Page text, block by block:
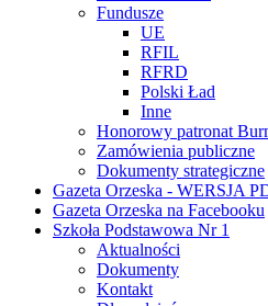
Fundusze
UE
RFIL
RFRD
Polski Ład
Inne
Honorowy patronat
Zamówienia publiczne
Dokumenty strategiczne
Gazeta Orzeska - WERSJA
Gazeta Orzeska na Facebooku
Szkoła Podstawowa Nr 1
Aktualności
Dokumenty
Kontakt